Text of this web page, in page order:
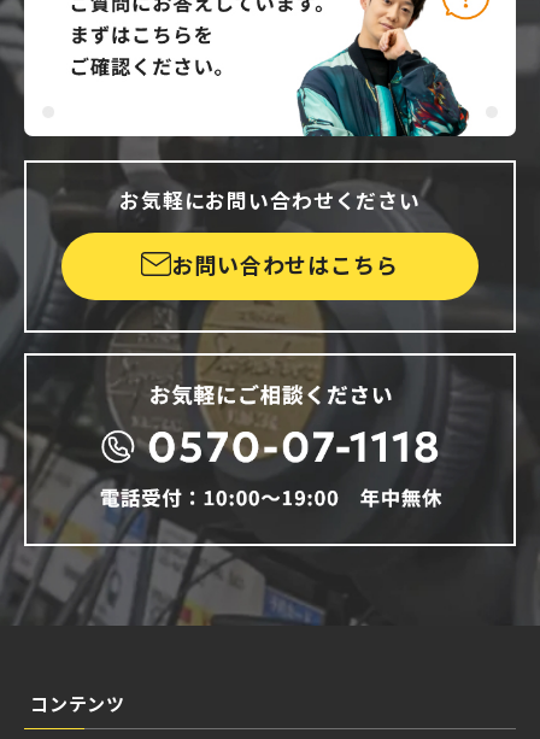
お気軽にお問い合わせください
お問い合わせはこちら
コンテンツ